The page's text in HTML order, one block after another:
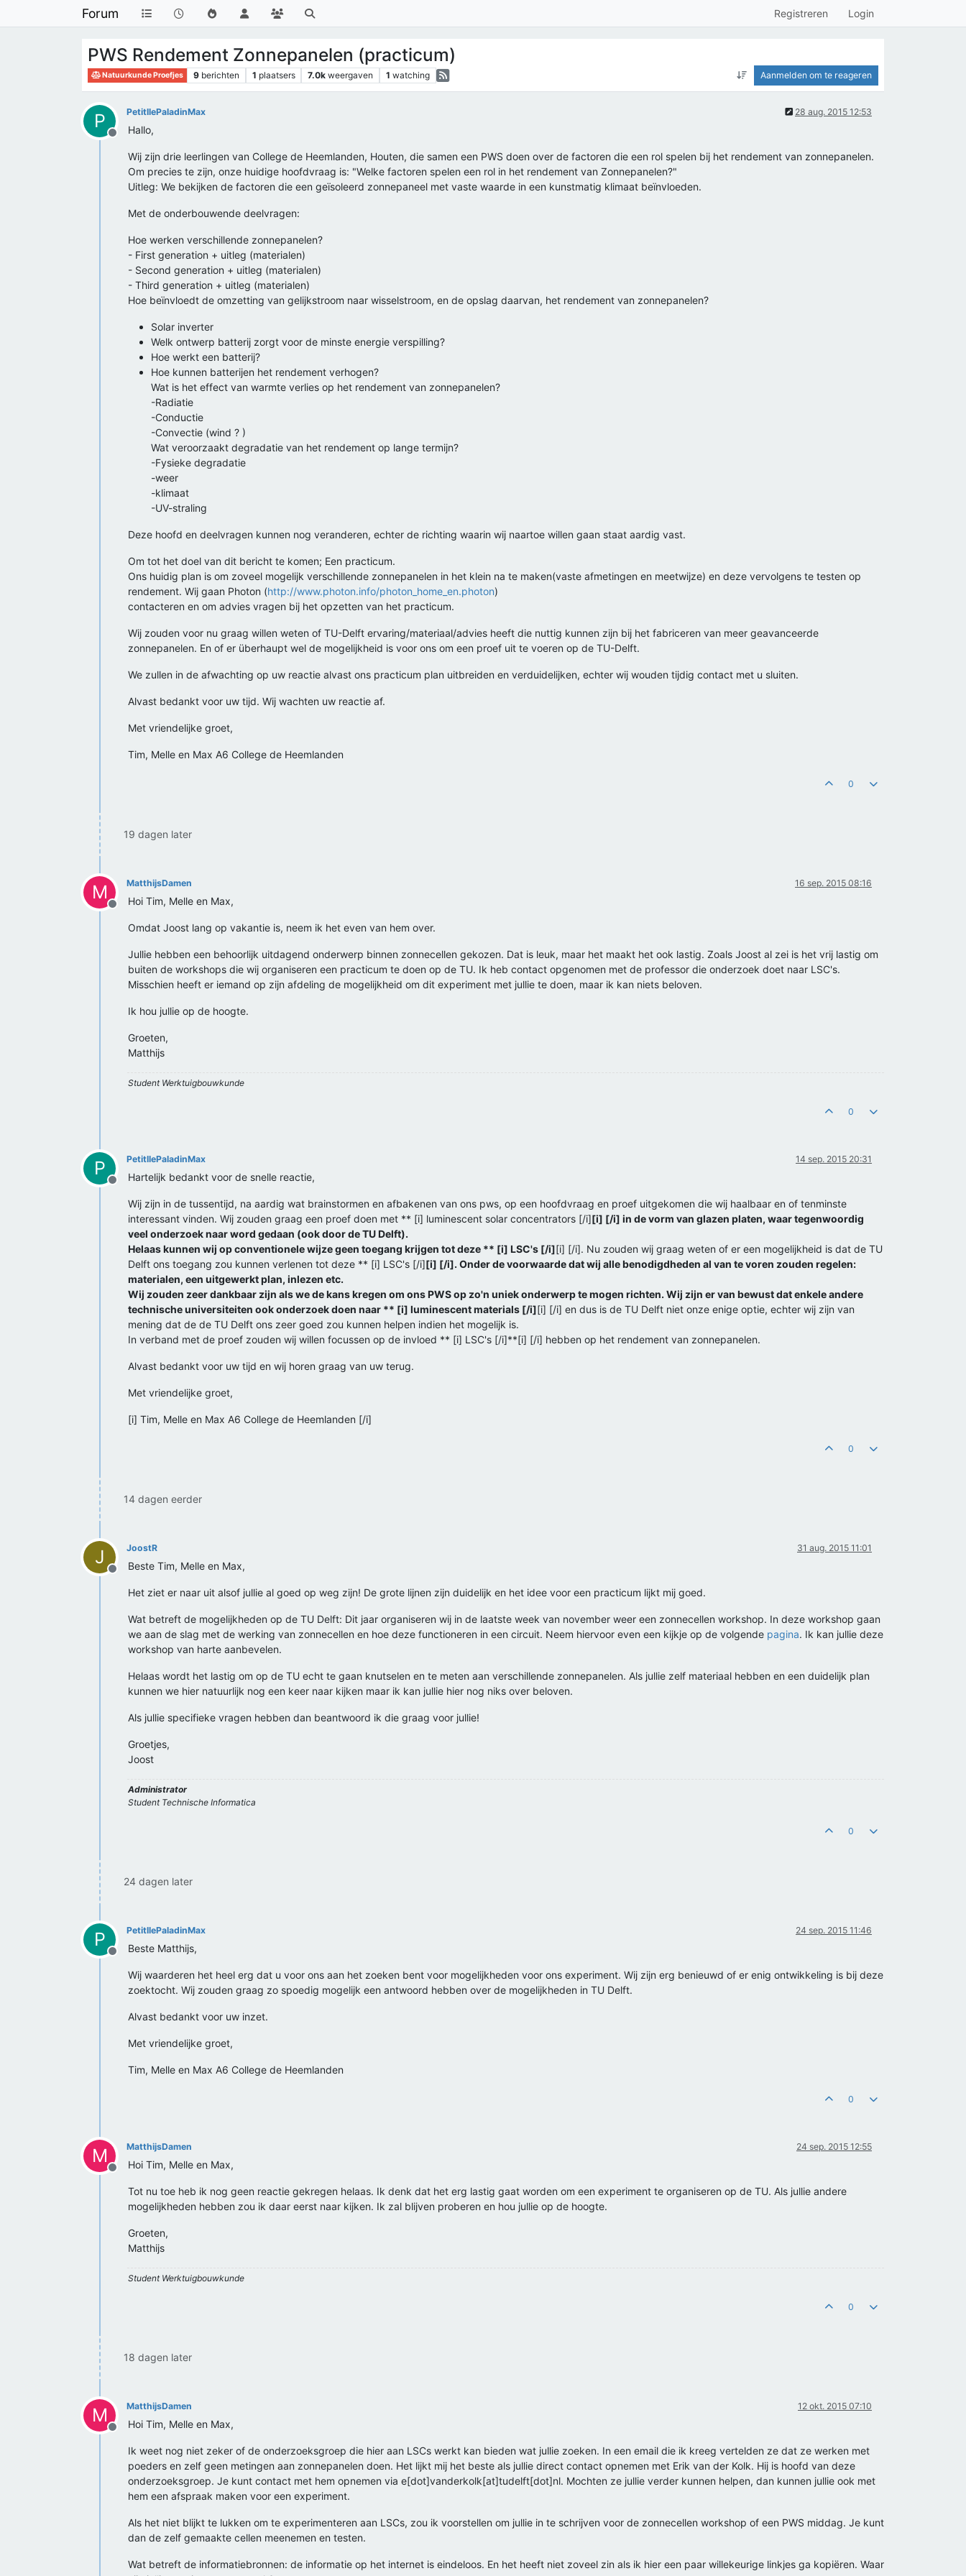
Forum Registreren Login
PWS Rendement Zonnepanelen (practicum)
Natuurkunde Proefjes 9 berichten 1 plaatsers 7.0k weergaven 1 watching Aanmelden om te reageren
P
Offline
PetitllePaladinMax 28 aug. 2015 12:53
Hallo,
Wij zijn drie leerlingen van College de Heemlanden, Houten, die samen een PWS doen over de factoren die een rol spelen bij het rendement van zonnepanelen.
Om precies te zijn, onze huidige hoofdvraag is: "Welke factoren spelen een rol in het rendement van Zonnepanelen?"
Uitleg: We bekijken de factoren die een geïsoleerd zonnepaneel met vaste waarde in een kunstmatig klimaat beïnvloeden.
Met de onderbouwende deelvragen:
Hoe werken verschillende zonnepanelen?
- First generation + uitleg (materialen)
- Second generation + uitleg (materialen)
- Third generation + uitleg (materialen)
Hoe beïnvloedt de omzetting van gelijkstroom naar wisselstroom, en de opslag daarvan, het rendement van zonnepanelen?
Solar inverter
Welk ontwerp batterij zorgt voor de minste energie verspilling?
Hoe werkt een batterij?
Hoe kunnen batterijen het rendement verhogen?
Wat is het effect van warmte verlies op het rendement van zonnepanelen?
-Radiatie
-Conductie
-Convectie (wind ? )
Wat veroorzaakt degradatie van het rendement op lange termijn?
-Fysieke degradatie
-weer
-klimaat
-UV-straling
Deze hoofd en deelvragen kunnen nog veranderen, echter de richting waarin wij naartoe willen gaan staat aardig vast.
Om tot het doel van dit bericht te komen; Een practicum.
Ons huidig plan is om zoveel mogelijk verschillende zonnepanelen in het klein na te maken(vaste afmetingen en meetwijze) en deze vervolgens te testen op
rendement. Wij gaan Photon (http://www.photon.info/photon_home_en.photon)
contacteren en om advies vragen bij het opzetten van het practicum.
Wij zouden voor nu graag willen weten of TU-Delft ervaring/materiaal/advies heeft die nuttig kunnen zijn bij het fabriceren van meer geavanceerde
zonnepanelen. En of er überhaupt wel de mogelijkheid is voor ons om een proef uit te voeren op de TU-Delft.
We zullen in de afwachting op uw reactie alvast ons practicum plan uitbreiden en verduidelijken, echter wij wouden tijdig contact met u sluiten.
Alvast bedankt voor uw tijd. Wij wachten uw reactie af.
Met vriendelijke groet,
Tim, Melle en Max A6 College de Heemlanden
0
19 dagen later
M
Offline
MatthijsDamen 16 sep. 2015 08:16
Hoi Tim, Melle en Max,
Omdat Joost lang op vakantie is, neem ik het even van hem over.
Jullie hebben een behoorlijk uitdagend onderwerp binnen zonnecellen gekozen. Dat is leuk, maar het maakt het ook lastig. Zoals Joost al zei is het vrij lastig om
buiten de workshops die wij organiseren een practicum te doen op de TU. Ik heb contact opgenomen met de professor die onderzoek doet naar LSC's.
Misschien heeft er iemand op zijn afdeling de mogelijkheid om dit experiment met jullie te doen, maar ik kan niets beloven.
Ik hou jullie op de hoogte.
Groeten,
Matthijs
Student Werktuigbouwkunde
0
P
Offline
PetitllePaladinMax 14 sep. 2015 20:31
Hartelijk bedankt voor de snelle reactie,
Wij zijn in de tussentijd, na aardig wat brainstormen en afbakenen van ons pws, op een hoofdvraag en proef uitgekomen die wij haalbaar en of tenminste
interessant vinden. Wij zouden graag een proef doen met ** [i] luminescent solar concentrators [/i][i] [/i] in de vorm van glazen platen, waar tegenwoordig
veel onderzoek naar word gedaan (ook door de TU Delft).
Helaas kunnen wij op conventionele wijze geen toegang krijgen tot deze ** [i] LSC's [/i][i] [/i]. Nu zouden wij graag weten of er een mogelijkheid is dat de TU
Delft ons toegang zou kunnen verlenen tot deze ** [i] LSC's [/i][i] [/i]. Onder de voorwaarde dat wij alle benodigdheden al van te voren zouden regelen:
materialen, een uitgewerkt plan, inlezen etc.
Wij zouden zeer dankbaar zijn als we de kans kregen om ons PWS op zo'n uniek onderwerp te mogen richten. Wij zijn er van bewust dat enkele andere
technische universiteiten ook onderzoek doen naar ** [i] luminescent materials [/i][i] [/i] en dus is de TU Delft niet onze enige optie, echter wij zijn van
mening dat de de TU Delft ons zeer goed zou kunnen helpen indien het mogelijk is.
In verband met de proef zouden wij willen focussen op de invloed ** [i] LSC's [/i]**[i] [/i] hebben op het rendement van zonnepanelen.
Alvast bedankt voor uw tijd en wij horen graag van uw terug.
Met vriendelijke groet,
[i] Tim, Melle en Max A6 College de Heemlanden [/i]
0
14 dagen eerder
J
Offline
JoostR 31 aug. 2015 11:01
Beste Tim, Melle en Max,
Het ziet er naar uit alsof jullie al goed op weg zijn! De grote lijnen zijn duidelijk en het idee voor een practicum lijkt mij goed.
Wat betreft de mogelijkheden op de TU Delft: Dit jaar organiseren wij in de laatste week van november weer een zonnecellen workshop. In deze workshop gaan
we aan de slag met de werking van zonnecellen en hoe deze functioneren in een circuit. Neem hiervoor even een kijkje op de volgende pagina. Ik kan jullie deze
workshop van harte aanbevelen.
Helaas wordt het lastig om op de TU echt te gaan knutselen en te meten aan verschillende zonnepanelen. Als jullie zelf materiaal hebben en een duidelijk plan
kunnen we hier natuurlijk nog een keer naar kijken maar ik kan jullie hier nog niks over beloven.
Als jullie specifieke vragen hebben dan beantwoord ik die graag voor jullie!
Groetjes,
Joost
Administrator
Student Technische Informatica
0
24 dagen later
P
Offline
PetitllePaladinMax 24 sep. 2015 11:46
Beste Matthijs,
Wij waarderen het heel erg dat u voor ons aan het zoeken bent voor mogelijkheden voor ons experiment. Wij zijn erg benieuwd of er enig ontwikkeling is bij deze
zoektocht. Wij zouden graag zo spoedig mogelijk een antwoord hebben over de mogelijkheden in TU Delft.
Alvast bedankt voor uw inzet.
Met vriendelijke groet,
Tim, Melle en Max A6 College de Heemlanden
0
M
Offline
MatthijsDamen 24 sep. 2015 12:55
Hoi Tim, Melle en Max,
Tot nu toe heb ik nog geen reactie gekregen helaas. Ik denk dat het erg lastig gaat worden om een experiment te organiseren op de TU. Als jullie andere
mogelijkheden hebben zou ik daar eerst naar kijken. Ik zal blijven proberen en hou jullie op de hoogte.
Groeten,
Matthijs
Student Werktuigbouwkunde
0
18 dagen later
M
Offline
MatthijsDamen 12 okt. 2015 07:10
Hoi Tim, Melle en Max,
Ik weet nog niet zeker of de onderzoeksgroep die hier aan LSCs werkt kan bieden wat jullie zoeken. In een email die ik kreeg vertelden ze dat ze werken met
poeders en zelf geen metingen aan zonnepanelen doen. Het lijkt mij het beste als jullie direct contact opnemen met Erik van der Kolk. Hij is hoofd van deze
onderzoeksgroep. Je kunt contact met hem opnemen via e[dot]vanderkolk[at]tudelft[dot]nl. Mochten ze jullie verder kunnen helpen, dan kunnen jullie ook met
hem een afspraak maken voor een experiment.
Als het niet blijkt te lukken om te experimenteren aan LSCs, zou ik voorstellen om jullie in te schrijven voor de zonnecellen workshop of een PWS middag. Je kunt
dan de zelf gemaakte cellen meenemen en testen.
Wat betreft de informatiebronnen: de informatie op het internet is eindeloos. En het heeft niet zoveel zin als ik hier een paar willekeurige linkjes ga kopiëren. Waar